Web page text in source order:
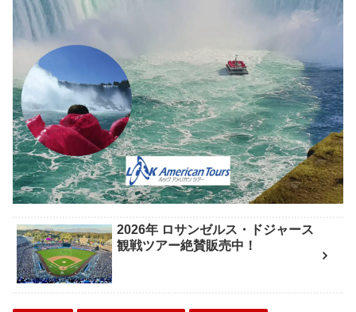
2026年 ロサンゼルス・ドジャース
観戦ツアー絶賛販売中！